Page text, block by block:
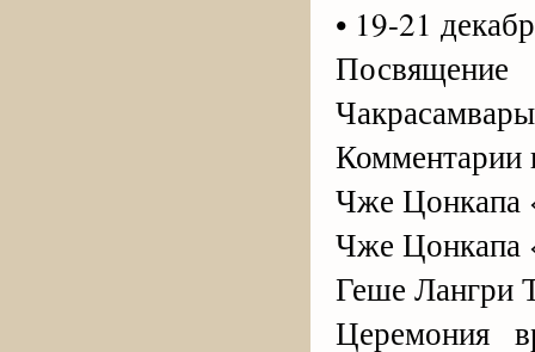
• 19-21
Комментарии
Чже Цонкапа
Чже Цонкапа
Геше Лангри
Церемония